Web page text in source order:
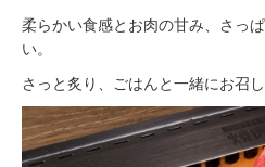
柔らかい食感とお肉の甘み、さっ
い。
さっと炙り、ごはんと一緒にお召し